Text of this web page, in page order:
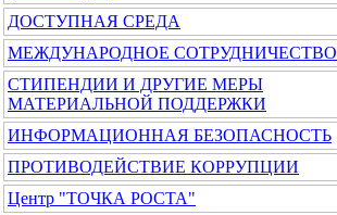
ДОСТУПНАЯ СРЕДА
МЕЖДУНАРОДНОЕ СОТРУДНИЧЕСТВО
СТИПЕНДИИ И ДРУГИЕ МЕРЫ
МАТЕРИАЛЬНОЙ ПОДДЕРЖКИ
ИНФОРМАЦИОННАЯ БЕЗОПАСНОСТЬ
ПРОТИВОДЕЙСТВИЕ КОРРУПЦИИ
Центр "ТОЧКА РОСТА"